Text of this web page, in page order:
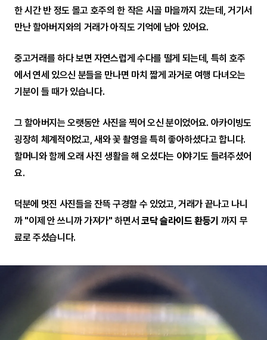
한 시간 반 정도 몰고 호주의 한 작은 시골 마을까지 갔는데, 거기서
만난 할아버지와의 거래가 아직도 기억에 남아 있어요.
중고거래를 하다 보면 자연스럽게 수다를 떨게 되는데, 특히 호주
에서 연세 있으신 분들을 만나면 마치 짧게 과거로 여행 다녀오는
기분이 들 때가 있습니다.
그 할아버지는 오랫동안 사진을 찍어 오신 분이었어요. 아카이빙도
굉장히 체계적이었고, 새와 꽃 촬영을 특히 좋아하셨다고 합니다.
할머니와 함께 오래 사진 생활을 해 오셨다는 이야기도 들려주셨어
요.
덕분에 멋진 사진들을 잔뜩 구경할 수 있었고, 거래가 끝나고 나니
까 "이제 안 쓰니까 가져가" 하면서 코닥 슬라이드 환등기 까지 무
료로 주셨습니다.